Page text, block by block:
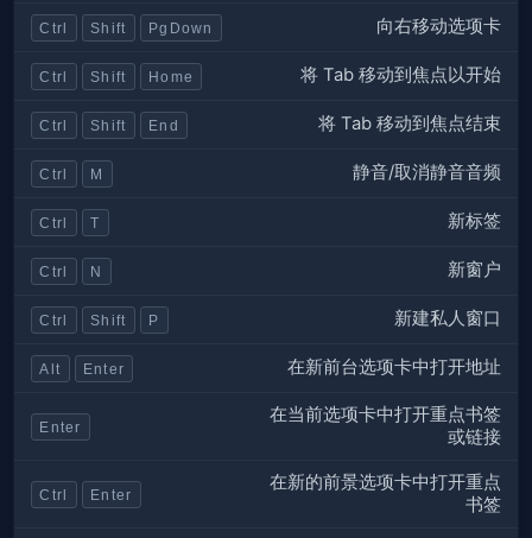
Ctrl Shift PgDown 向右移动选项卡
Ctrl Shift Home 将 Tab 移动到焦点以开始
Ctrl Shift End 将 Tab 移动到焦点结束
Ctrl M 静音/取消静音音频
Ctrl T 新标签
Ctrl N 新窗户
Ctrl Shift P 新建私人窗口
Alt Enter 在新前台选项卡中打开地址
Enter
在当前选项卡中打开重点书签
或链接
Ctrl Enter
在新的前景选项卡中打开重点
书签